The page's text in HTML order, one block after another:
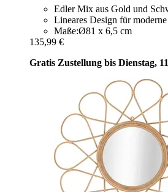
Edler Mix aus Gold und
Lineares Design für
Maße:Ø81 x 6,5 cm
135,99 €
Gratis Zustellung bis Dienstag,